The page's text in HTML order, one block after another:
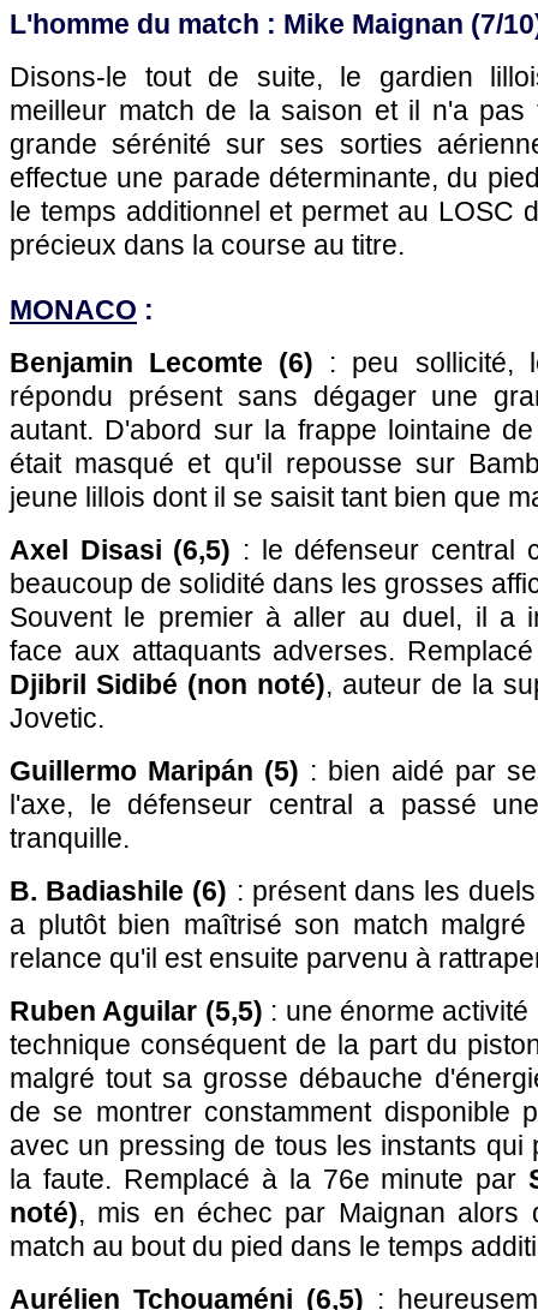
L'homme du match : Mike Maignan (7/
Disons-le tout de suite, le gardien
meilleur match de la saison et il n'a pas
grande sérénité sur ses sorties
effectue une parade déterminante, du
le temps additionnel et permet au LOSC
précieux dans la course au titre.
MONACO :
Benjamin Lecomte (6) : peu sollicité,
répondu présent sans dégager une
autant. D'abord sur la frappe lointaine
était masqué et qu'il repousse sur
jeune lillois dont il se saisit tant bien que
Axel Disasi (6,5) : le défenseur central
beaucoup de solidité dans les grosses
Souvent le premier à aller au duel, il a
face aux attaquants adverses.
Djibril Sidibé (non noté), auteur de la
Jovetic.
Guillermo Maripán (5) : bien aidé par
l'axe, le défenseur central a passé
tranquille.
B. Badiashile (6) : présent dans les
a plutôt bien maîtrisé son match
relance qu'il est ensuite parvenu à
Ruben Aguilar (5,5) : une énorme
technique conséquent de la part du
malgré tout sa grosse débauche
de se montrer constamment disponible
avec un pressing de tous les instants qui
la faute. Remplacé à la 76e minute par
noté), mis en échec par Maignan alors
match au bout du pied dans le temps
Aurélien Tchouaméni (6,5) :